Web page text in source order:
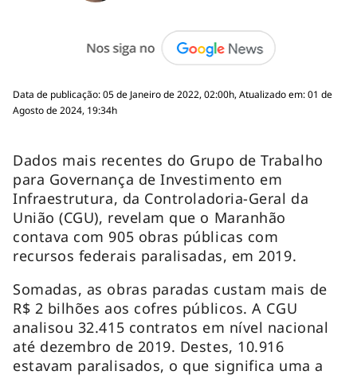
Data de publicação: 05 de Janeiro de 2022, 02:00h, Atualizado em: 01 de
Agosto de 2024, 19:34h
Dados mais recentes do Grupo de Trabalho
para Governança de Investimento em
Infraestrutura, da Controladoria-Geral da
União (CGU), revelam que o Maranhão
contava com 905 obras públicas com
recursos federais paralisadas, em 2019.
Somadas, as obras paradas custam mais de
R$ 2 bilhões aos cofres públicos. A CGU
analisou 32.415 contratos em nível nacional
até dezembro de 2019. Destes, 10.916
estavam paralisados, o que significa uma a